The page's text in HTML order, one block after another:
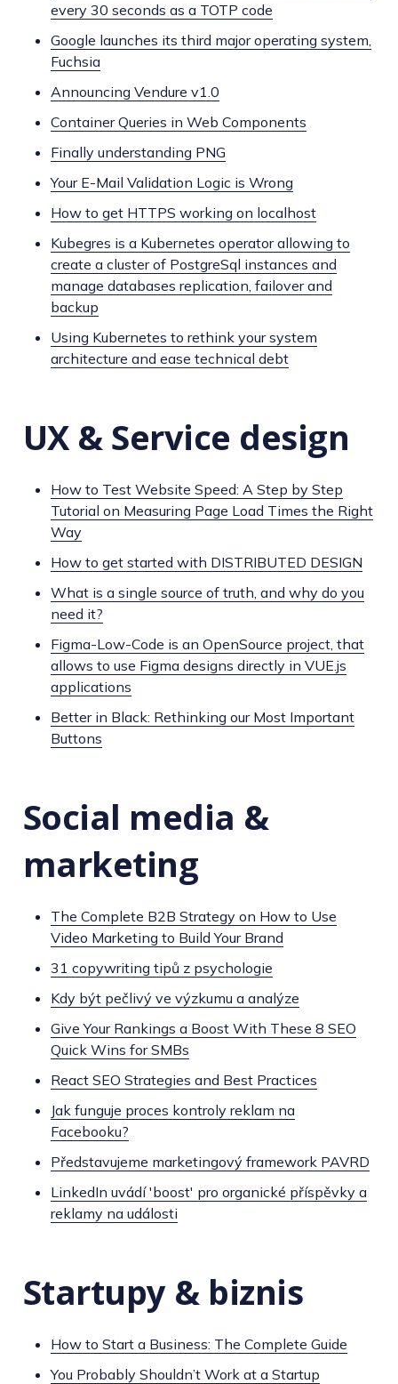
every 30 seconds as a TOTP code
Google launches its third major operating system,
Fuchsia
Announcing Vendure v1.0
Container Queries in Web Components
Finally understanding PNG
Your E-Mail Validation Logic is Wrong
How to get HTTPS working on localhost
Kubegres is a Kubernetes operator allowing to
create a cluster of PostgreSql instances and
manage databases replication, failover and
backup
Using Kubernetes to rethink your system
architecture and ease technical debt
UX & Service design
How to Test Website Speed: A Step by Step
Tutorial on Measuring Page Load Times the Right
Way
How to get started with DISTRIBUTED DESIGN
What is a single source of truth, and why do you
need it?
Figma-Low-Code is an OpenSource project, that
allows to use Figma designs directly in VUE.js
applications
Better in Black: Rethinking our Most Important
Buttons
Social media &
marketing
The Complete B2B Strategy on How to Use
Video Marketing to Build Your Brand
31 copywriting tipů z psychologie
Kdy být pečlivý ve výzkumu a analýze
Give Your Rankings a Boost With These 8 SEO
Quick Wins for SMBs
React SEO Strategies and Best Practices
Jak funguje proces kontroly reklam na
Facebooku?
Představujeme marketingový framework PAVRD
LinkedIn uvádí 'boost' pro organické příspěvky a
reklamy na události
Startupy & biznis
How to Start a Business: The Complete Guide
You Probably Shouldn’t Work at a Startup